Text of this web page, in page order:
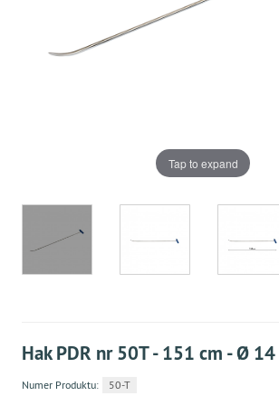
Tap to expand
Hak PDR nr 50T - 151 cm - Ø
Numer Produktu: 50-T